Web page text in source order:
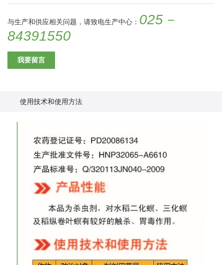
与生产和供应相关问题，请致电生产中心： 025－
84391550
我要留言
使用技术和使用方法